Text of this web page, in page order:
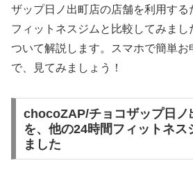
ザップ日ノ出町店の店舗を利用す
フィットネスジムと比較してみまし
ついて解説します。スマホで簡単
で、見てみましょう！
chocoZAP/チョコザップ日ノ
を、他の24時間フィットネス
ました